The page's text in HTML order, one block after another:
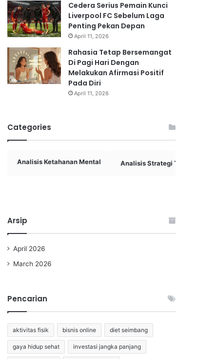
Cedera Serius Pemain Kunci
Liverpool FC Sebelum Laga
Penting Pekan Depan
April 11, 2026
Rahasia Tetap Bersemangat
Di Pagi Hari Dengan
Melakukan Afirmasi Positif
Pada Diri
April 11, 2026
Categories
Analisis Ketahanan Mental Analisis Strategi Tim Basket
Arsip
April 2026
March 2026
Pencarian
aktivitas fisik bisnis online diet seimbang
gaya hidup sehat investasi jangka panjang